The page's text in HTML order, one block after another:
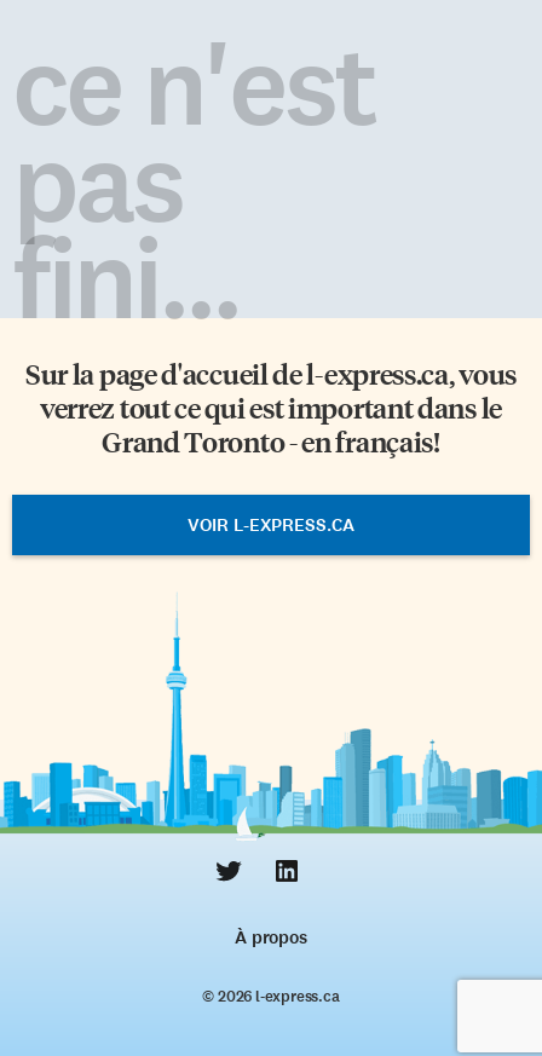
premières scènes canadiennes
au milieu des années 1990,
Mathieu Grainger s’est depuis
consacré à la gestion et à
postsecondaires. Cette remise
de bourses illustre l’un des
nombreux services offerts par
ce n'est
pas
fini...
Sur la page d'accueil del-express.ca, vous
verrez tout ce qui est important dans le
Grand Toronto - en français!
VOIR L-EXPRESS.CA
À propos
© 2026 l‑express.ca